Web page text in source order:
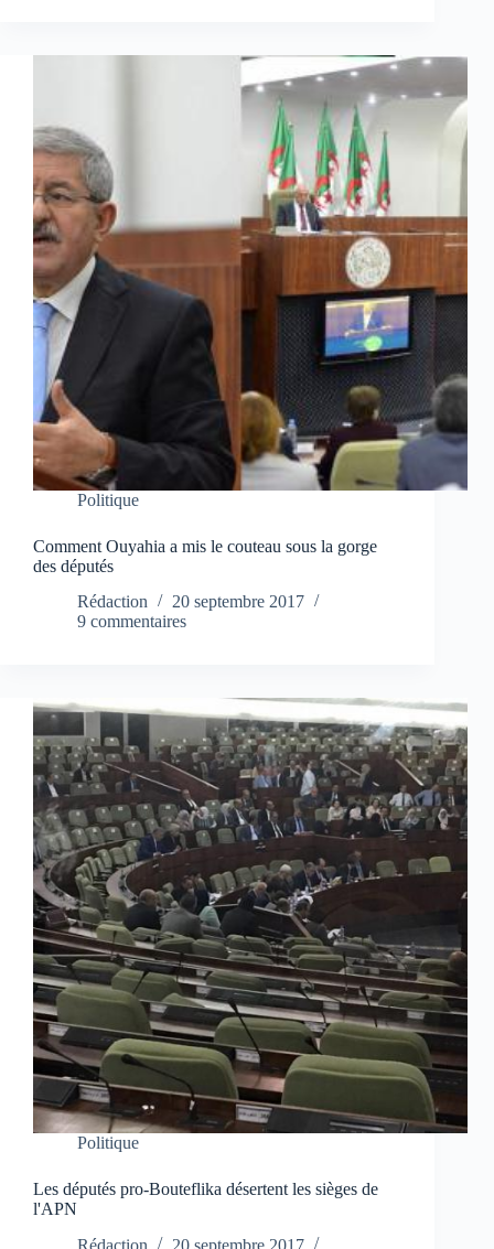
Politique
Comment Ouyahia a mis le couteau sous la gorge
des députés
Rédaction
20 septembre 2017
9 commentaires
Politique
Les députés pro-Bouteflika désertent les sièges de
l'APN
Rédaction
20 septembre 2017